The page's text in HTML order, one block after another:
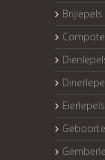
Brijlepels
Eierlepels